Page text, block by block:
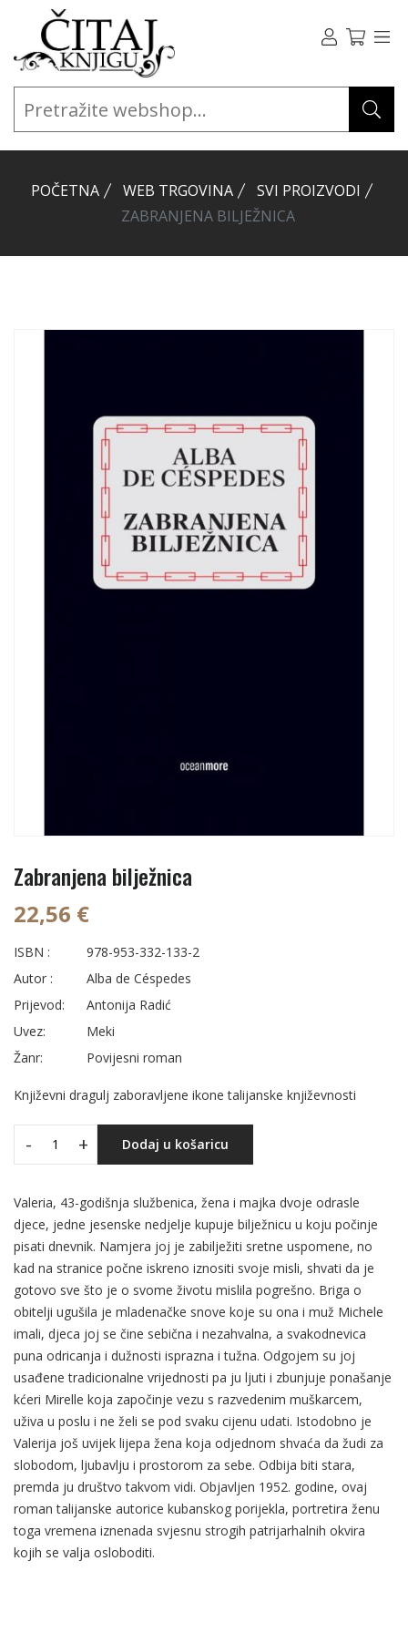
POČETNA WEB TRGOVINA
SVI PROIZVODI
ZABRANJENA BILJEŽNICA
Zabranjena bilježnica
22,56 €
ISBN :
978-953-332-133-2
Autor :
Alba de Céspedes
Prijevod:
Antonija Radić
Uvez:
Meki
Žanr:
Povijesni roman
Književni dragulj zaboravljene ikone talijanske književnosti
- + Dodaj u košaricu
Valeria, 43-godišnja službenica, žena i majka dvoje odrasle
djece, jedne jesenske nedjelje kupuje bilježnicu u koju počinje
pisati dnevnik. Namjera joj je zabilježiti sretne uspomene, no
kad na stranice počne iskreno iznositi svoje misli, shvati da je
gotovo sve što je o svome životu mislila pogrešno. Briga o
obitelji ugušila je mladenačke snove koje su ona i muž Michele
imali, djeca joj se čine sebična i nezahvalna, a svakodnevica
puna odricanja i dužnosti isprazna i tužna. Odgojem su joj
usađene tradicionalne vrijednosti pa ju ljuti i zbunjuje ponašanje
kćeri Mirelle koja započinje vezu s razvedenim muškarcem,
uživa u poslu i ne želi se pod svaku cijenu udati. Istodobno je
Valerija još uvijek lijepa žena koja odjednom shvaća da žudi za
slobodom, ljubavlju i prostorom za sebe. Odbija biti stara,
premda ju društvo takvom vidi. Objavljen 1952. godine, ovaj
roman talijanske autorice kubanskog porijekla, portretira ženu
toga vremena iznenada svjesnu strogih patrijarhalnih okvira
kojih se valja osloboditi.